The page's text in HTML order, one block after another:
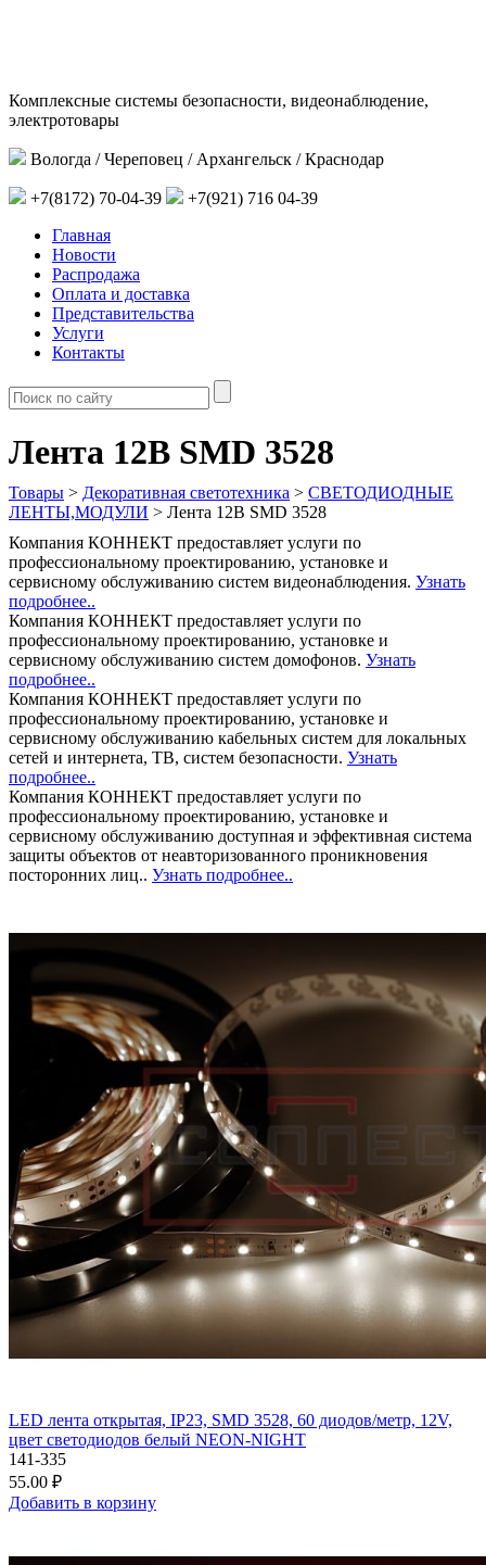
Комплексные системы безопасности, видеонаблюдение,
электротовары
Вологда / Череповец / Архангельск / Краснодар
+7(8172) 70-04-39
+7(921) 716 04-39
Главная
Новости
Распродажа
Оплата и доставка
Представительства
Услуги
Контакты
Лента 12В SMD 3528
Товары > Декоративная светотехника > СВЕТОДИОДНЫЕ
ЛЕНТЫ,МОДУЛИ > Лента 12В SMD 3528
Компания КОННЕКТ предоставляет услуги по
профессиональному проектированию, установке и
сервисному обслуживанию систем видеонаблюдения. Узнать
подробнее..
Компания КОННЕКТ предоставляет услуги по
профессиональному проектированию, установке и
сервисному обслуживанию систем домофонов. Узнать
подробнее..
Компания КОННЕКТ предоставляет услуги по
профессиональному проектированию, установке и
сервисному обслуживанию кабельных систем для локальных
сетей и интернета, ТВ, систем безопасности. Узнать
подробнее..
Компания КОННЕКТ предоставляет услуги по
профессиональному проектированию, установке и
сервисному обслуживанию доступная и эффективная система
защиты объектов от неавторизованного проникновения
посторонних лиц.. Узнать подробнее..
LED лента открытая, IP23, SMD 3528, 60 диодов/метр, 12V,
цвет светодиодов белый NEON-NIGHT
141-335
55.00 ₽
Добавить в корзину